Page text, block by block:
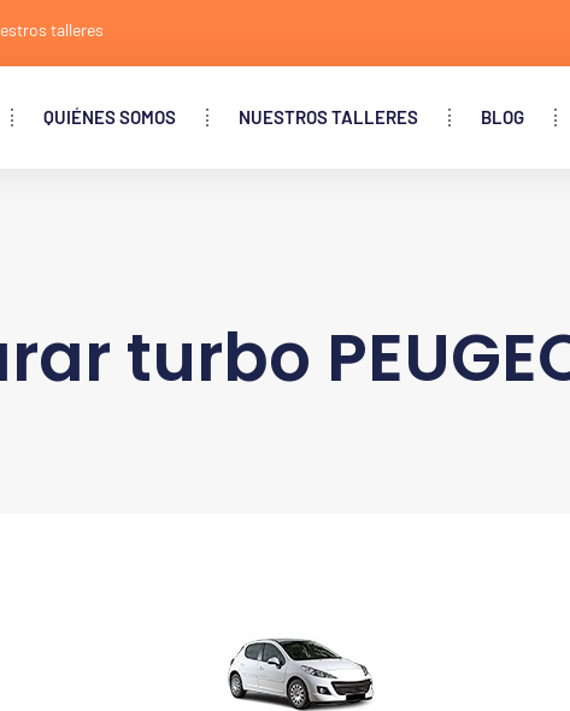
talleres
QUIÉNES SOMOS NUESTROS TALLERES BLOG
turbo